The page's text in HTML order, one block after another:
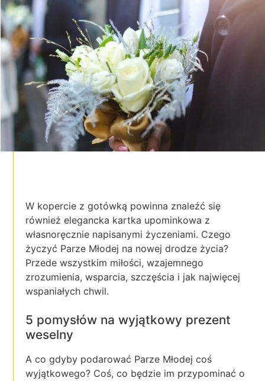
W kopercie z gotówką powinna znaleźć się
również elegancka kartka upominkowa z
własnoręcznie napisanymi życzeniami. Czego
życzyć Parze Młodej na nowej drodze życia?
Przede wszystkim miłości, wzajemnego
zrozumienia, wsparcia, szczęścia i jak najwięcej
wspaniałych chwil.
5 pomysłów na wyjątkowy prezent
weselny
A co gdyby podarować Parze Młodej coś
wyjątkowego? Coś, co będzie im przypominać o